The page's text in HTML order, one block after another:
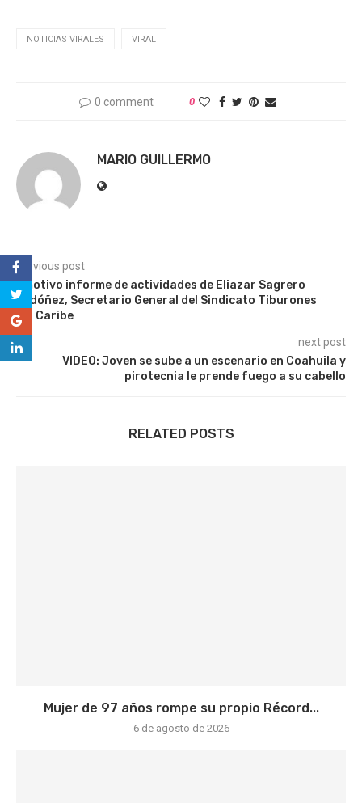
NOTICIAS VIRALES VIRAL
0 comment 0
MARIO GUILLERMO
previous post
Emotivo informe de actividades de Eliazar Sagrero
Ordóñez, Secretario General del Sindicato Tiburones
del Caribe
next post
VIDEO: Joven se sube a un escenario en Coahuila y
pirotecnia le prende fuego a su cabello
RELATED POSTS
Mujer de 97 años rompe su propio Récord...
6 de agosto de 2026